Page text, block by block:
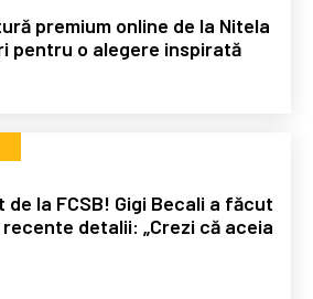
premium online de la Nitela
pentru o alegere inspirată
la FCSB! Gigi Becali a făcut
detalii: „Crezi că aceia